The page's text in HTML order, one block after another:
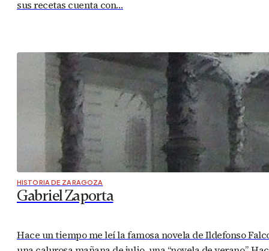
sus recetas cuenta con…
HISTORIA DE ZARAGOZA
Gabriel Zaporta
Hace un tiempo me leí la famosa novela de Ildefonso